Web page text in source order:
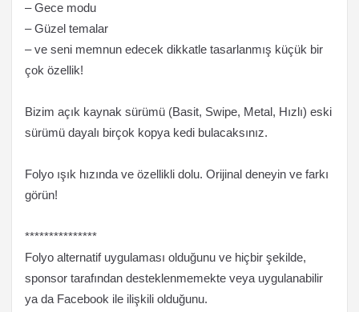
– Gece modu
– Güzel temalar
– ve seni memnun edecek dikkatle tasarlanmış küçük bir
çok özellik!
Bizim açık kaynak sürümü (Basit, Swipe, Metal, Hızlı) eski
sürümü dayalı birçok kopya kedi bulacaksınız.
Folyo ışık hızında ve özellikli dolu. Orijinal deneyin ve farkı
görün!
***************
Folyo alternatif uygulaması olduğunu ve hiçbir şekilde,
sponsor tarafından desteklenmemekte veya uygulanabilir
ya da Facebook ile ilişkili olduğunu.